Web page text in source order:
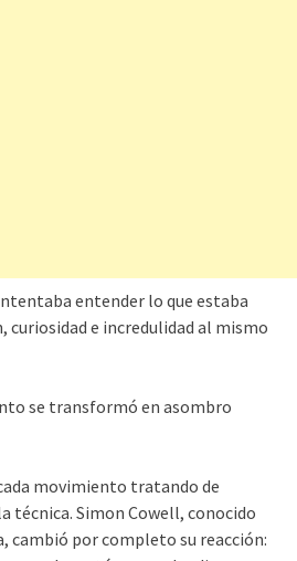
entender lo que estaba
curiosidad e incredulidad al mismo
se transformó en asombro
movimiento tratando de
técnica. Simon Cowell, conocido
cambió por completo su reacción: